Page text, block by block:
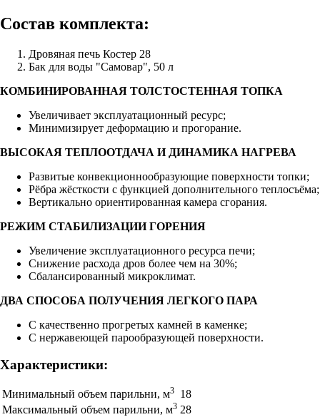
Состав комплекта:
Дровяная печь Костер 28
Бак для воды "Самовар", 50 л
КОМБИНИРОВАННАЯ ТОЛСТОСТЕННАЯ ТОПКА
Увеличивает эксплуатационный ресурс;
Минимизирует деформацию и прогорание.
ВЫСОКАЯ ТЕПЛООТДАЧА И ДИНАМИКА НАГРЕВА
Развитые конвекционнообразующие поверхности топки;
Рёбра жёсткости с функцией дополнительного теплосъёма;
Вертикально ориентированная камера сгорания.
РЕЖИМ СТАБИЛИЗАЦИИ ГОРЕНИЯ
Увеличение эксплуатационного ресурса печи;
Снижение расхода дров более чем на 30%;
Сбалансированный микроклимат.
ДВА СПОСОБА ПОЛУЧЕНИЯ ЛЕГКОГО ПАРА
С качественно прогретых камней в каменке;
С нержавеющей парообразующей поверхности.
Характеристики:
Минимальный объем парильни, м3
18
Максимальный объем парильни, м3 28